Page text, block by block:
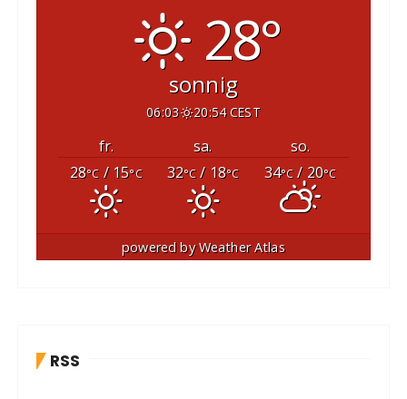
28°
sonnig
06:03 20:54 CEST
fr. sa.
so.
28°C / 15°C 32°C / 18°C 34°C / 20°C
powered byWeather Atlas
RSS